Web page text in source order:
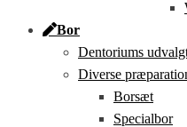
Bor
Dentoriums
Diverse
Borsæt
Specialbor